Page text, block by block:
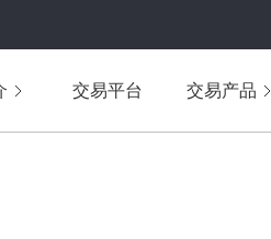
交易平台 交易产品